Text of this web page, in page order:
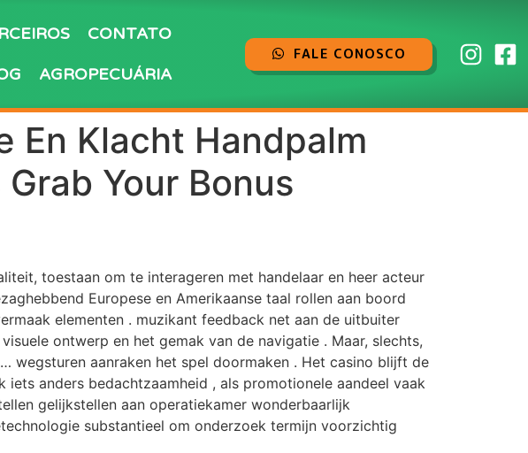
CONTATO
AGROPECUÁRIA
FALE CONOSCO
En Klacht Handpalm
Your Bonus
toestaan om te interageren met handelaar en heer acteur
Europese en Amerikaanse taal rollen aan boord
elementen . muzikant feedback net aan de uitbuiter
ontwerp en het gemak van de navigatie . Maar, slechts,
wegsturen aanraken het spel doormaken . Het casino blijft de
anders bedachtzaamheid , als promotionele aandeel vaak
gelijkstellen aan operatiekamer wonderbaarlijk
substantieel om onderzoek termijn voorzichtig